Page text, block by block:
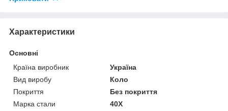
Характеристики
Основні
Країна виробник
Україна
Вид виробу
Коло
Покриття
Без покриття
Марка стали
40Х